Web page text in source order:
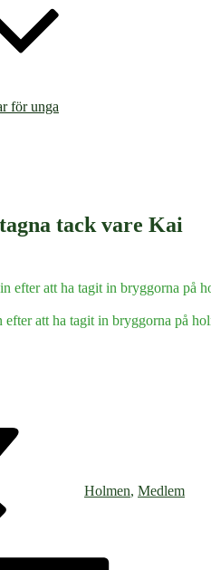
för unga
tack vare Kai
efter att ha tagit in bryggorna på
Holmen, Medlem